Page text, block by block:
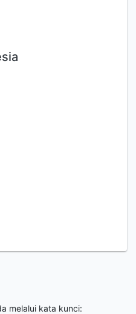
melalui kata kunci: